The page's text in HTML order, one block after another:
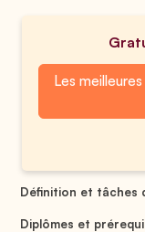
Les
Définition et tâches
Diplômes et